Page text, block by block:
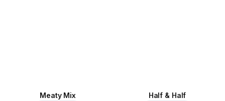
Meaty Mix Half & Half